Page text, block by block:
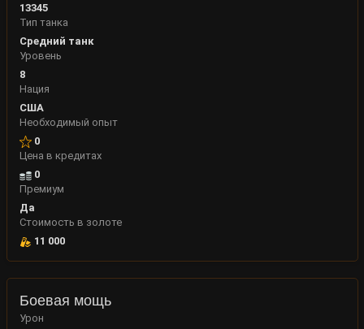
13345
Тип танка
Средний танк
Уровень
8
Нация
США
Необходимый опыт
0
Цена в кредитах
0
Премиум
Да
Стоимость в золоте
11 000
Боевая мощь
Урон